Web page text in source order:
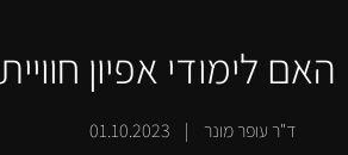
האם לימודי אפיון
ד"ר עופר מונר | 01.10.2023